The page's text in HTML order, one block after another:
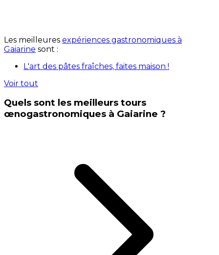
Les meilleures expériences gastronomiques à
Gaiarine sont :
L'art des pâtes fraîches, faites maison !
Voir tout
Quels sont les meilleurs tours
œnogastronomiques à Gaiarine ?